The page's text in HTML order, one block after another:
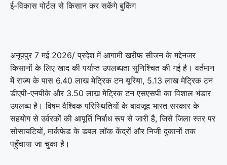
ई-विकास पोर्टल से किसान कर सकेंगे बुकिंग
अनूपपुर 7 मई 2026/ प्रदेश में आगामी खरीफ सीजन के मद्देनजर
किसानों के लिए खाद की पर्याप्त उपलब्धता सुनिश्चित की गई है। वर्तमान
में राज्य के पास 6.40 लाख मेट्रिक टन यूरिया, 5.13 लाख मेट्रिक टन
डीएपी-एनपीके और 3.50 लाख मेट्रिक टन एसएसपी का विशाल भंडार
उपलब्ध है। विषम वैश्विक परिस्थितियों के बावजूद भारत सरकार के
सहयोग से उर्वरकों की आपूर्ति निर्बाध रूप से जारी है, जिसे जिला स्तर पर
सोसायटियों, मार्कफेड के डबल लॉक केंद्रों और निजी दुकानों तक
पहुँचाया जा चुका है।